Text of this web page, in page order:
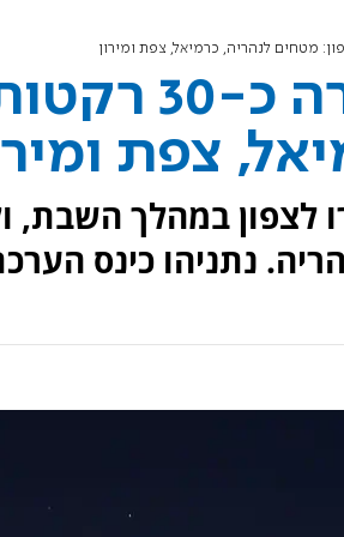
חיזבאללה
צפת
לצפון במהלך
נתניהו כינס